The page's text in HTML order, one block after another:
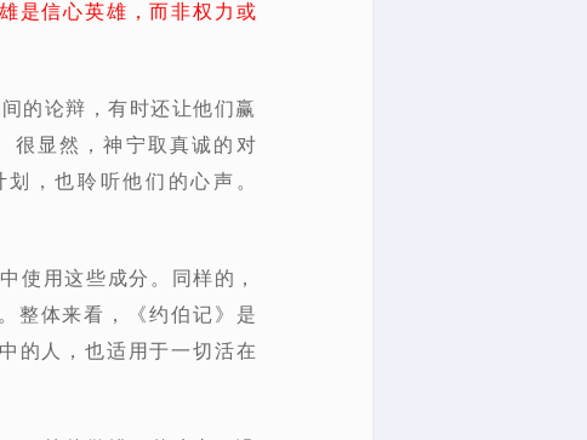
是信心英雄，而非权力或
的论辩，有时还让他们赢
很显然，神宁取真诚的对
，也聆听他们的心声。
使用这些成分。同样的，
整体来看，《约伯记》是
的人，也适用于一切活在